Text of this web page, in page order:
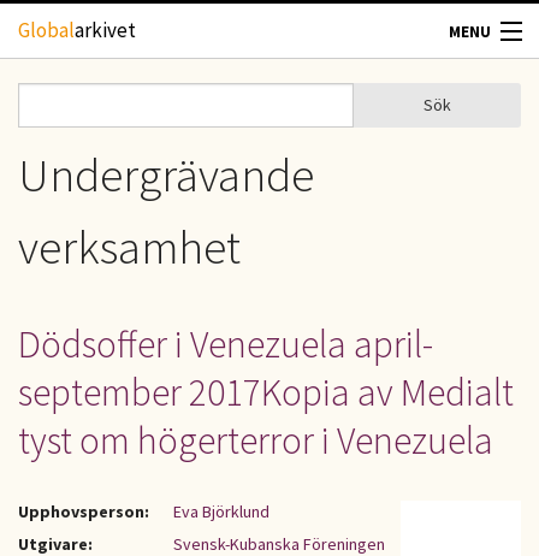
Hoppa till huvudinnehåll
Globalarkivet MENU
TIDSKRIFTER
GEOGRAFI
OM OSS
KONTAKT
Sökformulär
Sök
Undergrävande
verksamhet
Dödsoffer i Venezuela april-
september 2017Kopia av Medialt
tyst om högerterror i Venezuela
Upphovsperson:
Eva Björklund
Utgivare:
Svensk-Kubanska Föreningen